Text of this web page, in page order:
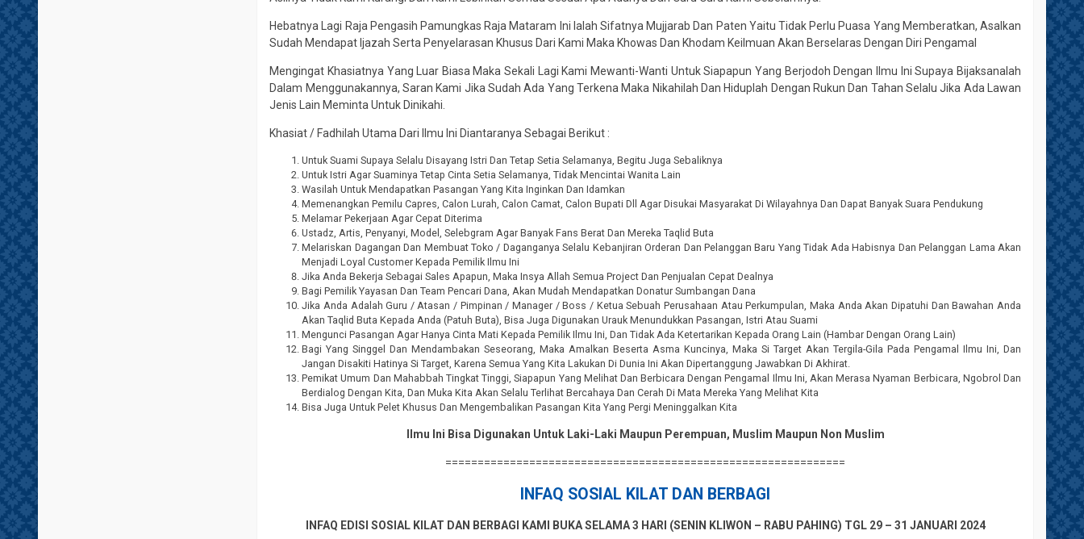
Hebatnya Lagi Raja Pengasih Pamungkas Raja Mataram Ini Ialah Sifatnya Mujjarab Dan Paten Yaitu Tidak Perlu Puasa Yang Memberatkan, Asalkan
Sudah Mendapat Ijazah Serta Penyelarasan Khusus Dari Kami Maka Khowas Dan Khodam Keilmuan Akan Berselaras Dengan Diri Pengamal
Mengingat Khasiatnya Yang Luar Biasa Maka Sekali Lagi Kami Mewanti-Wanti Untuk Siapapun Yang Berjodoh Dengan Ilmu Ini Supaya Bijaksanalah
Dalam Menggunakannya, Saran Kami Jika Sudah Ada Yang Terkena Maka Nikahilah Dan Hiduplah Dengan Rukun Dan Tahan Selalu Jika Ada Lawan
Jenis Lain Meminta Untuk Dinikahi.
Khasiat / Fadhilah Utama Dari Ilmu Ini Diantaranya Sebagai Berikut :
Untuk Suami Supaya Selalu Disayang Istri Dan Tetap Setia Selamanya, Begitu Juga Sebaliknya
Untuk Istri Agar Suaminya Tetap Cinta Setia Selamanya, Tidak Mencintai Wanita Lain
Wasilah Untuk Mendapatkan Pasangan Yang Kita Inginkan Dan Idamkan
Memenangkan Pemilu Capres, Calon Lurah, Calon Camat, Calon Bupati Dll Agar Disukai Masyarakat Di Wilayahnya Dan Dapat Banyak Suara Pendukung
Melamar Pekerjaan Agar Cepat Diterima
Ustadz, Artis, Penyanyi, Model, Selebgram Agar Banyak Fans Berat Dan Mereka Taqlid Buta
Melariskan Dagangan Dan Membuat Toko / Daganganya Selalu Kebanjiran Orderan Dan Pelanggan Baru Yang Tidak Ada Habisnya Dan Pelanggan Lama Akan
Menjadi Loyal Customer Kepada Pemilik Ilmu Ini
Jika Anda Bekerja Sebagai Sales Apapun, Maka Insya Allah Semua Project Dan Penjualan Cepat Dealnya
Bagi Pemilik Yayasan Dan Team Pencari Dana, Akan Mudah Mendapatkan Donatur Sumbangan Dana
Jika Anda Adalah Guru / Atasan / Pimpinan / Manager / Boss / Ketua Sebuah Perusahaan Atau Perkumpulan, Maka Anda Akan Dipatuhi Dan Bawahan Anda
Akan Taqlid Buta Kepada Anda (Patuh Buta), Bisa Juga Digunakan Urauk Menundukkan Pasangan, Istri Atau Suami
Mengunci Pasangan Agar Hanya Cinta Mati Kepada Pemilik Ilmu Ini, Dan Tidak Ada Ketertarikan Kepada Orang Lain (Hambar Dengan Orang Lain)
Bagi Yang Singgel Dan Mendambakan Seseorang, Maka Amalkan Beserta Asma Kuncinya, Maka Si Target Akan Tergila-Gila Pada Pengamal Ilmu Ini, Dan
Jangan Disakiti Hatinya Si Target, Karena Semua Yang Kita Lakukan Di Dunia Ini Akan Dipertanggung Jawabkan Di Akhirat.
Pemikat Umum Dan Mahabbah Tingkat Tinggi, Siapapun Yang Melihat Dan Berbicara Dengan Pengamal Ilmu Ini, Akan Merasa Nyaman Berbicara, Ngobrol Dan
Berdialog Dengan Kita, Dan Muka Kita Akan Selalu Terlihat Bercahaya Dan Cerah Di Mata Mereka Yang Melihat Kita
Bisa Juga Untuk Pelet Khusus Dan Mengembalikan Pasangan Kita Yang Pergi Meninggalkan Kita
Ilmu Ini Bisa Digunakan Untuk Laki-Laki Maupun Perempuan, Muslim Maupun Non Muslim
==============================================================
INFAQ SOSIAL KILAT DAN BERBAGI
INFAQ EDISI SOSIAL KILAT DAN BERBAGI KAMI BUKA SELAMA 3 HARI (SENIN KLIWON – RABU PAHING) TGL 29 – 31 JANUARI 2024